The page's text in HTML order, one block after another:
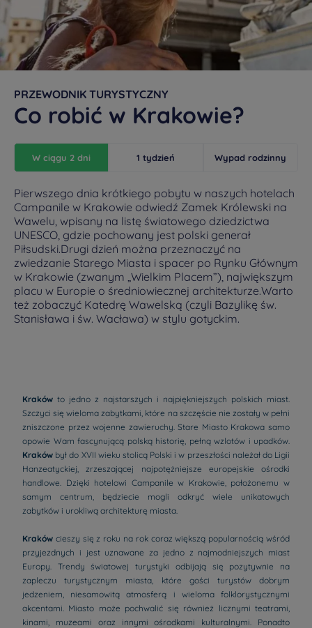
PRZEWODNIK TURYSTYCZNY
Co robić w Krakowie?
W ciągu 2 dni 1 tydzień Wypad rodzinny
Pierwszego dnia krótkiego pobytu w naszych hotelach
Campanile w Krakowie odwiedź Zamek Królewski na
Wawelu, wpisany na listę światowego dziedzictwa
UNESCO, gdzie pochowany jest polski generał
Piłsudski.Drugi dzień można przeznaczyć na
zwiedzanie Starego Miasta i spacer po Rynku Głównym
w Krakowie (zwanym „Wielkim Placem”), największym
placu w Europie o średniowiecznej architekturze.Warto
też zobaczyć Katedrę Wawelską (czyli Bazylikę św.
Stanisława i św. Wacława) w stylu gotyckim.
Kraków to jedno z najstarszych i najpiękniejszych polskich miast.
Szczyci się wieloma zabytkami, które na szczęście nie zostały w pełni
zniszczone przez wojenne zawieruchy. Stare Miasto Krakowa samo
opowie Wam fascynującą polską historię, pełną wzlotów i upadków.
Kraków był do XVII wieku stolicą Polski i w przeszłości należał do Ligii
Hanzeatyckiej, zrzeszającej najpotężniejsze europejskie ośrodki
handlowe. Dzięki hotelowi Campanile w Krakowie, położonemu w
samym centrum, będziecie mogli odkryć wiele unikatowych
zabytków i urokliwą architekturę miasta.
Kraków cieszy się z roku na rok coraz większą popularnością wśród
przyjezdnych i jest uznawane za jedno z najmodniejszych miast
Europy. Trendy światowej turystyki odbijają się pozytywnie na
zapleczu turystycznym miasta, które gości turystów dobrym
jedzeniem, niesamowitą atmosferą i wieloma folklorystycznymi
akcentami. Miasto może pochwalić się również licznymi teatrami,
kinami, muzeami oraz innymi ośrodkami kulturalnymi. Ponadto